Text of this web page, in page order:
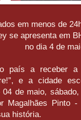
em menos de
se apresenta em
no dia 4 de
país a receber a
e a cidade
de maio,
Magalhães Pinto
história.